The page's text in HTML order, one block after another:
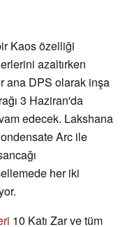
Kaos özelliği
azaltırken
ana DPS olarak inşa
3 Haziran'da
edecek. Lakshana
Arc ile
her iki
10 Katı Zar ve tüm